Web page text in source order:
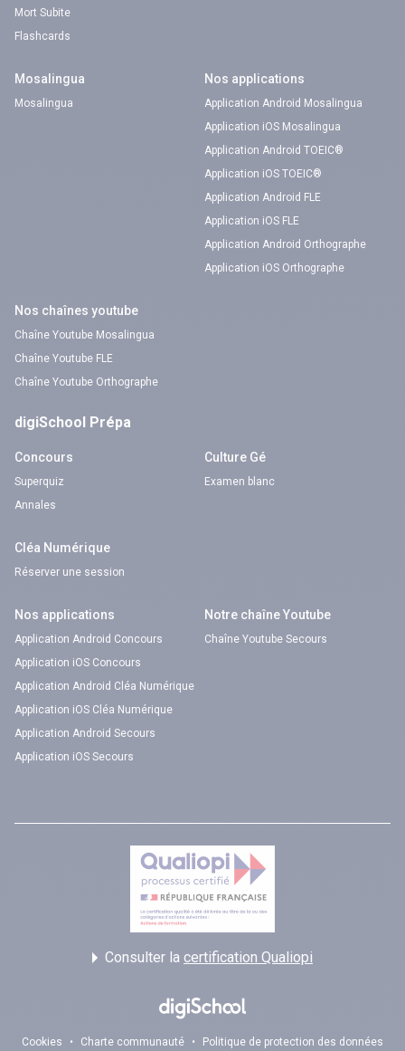
Mort Subite
Flashcards
Mosalingua
Mosalingua
Nos applications
Application Android Mosalingua
Application iOS Mosalingua
Application Android TOEIC®
Application iOS TOEIC®
Application Android FLE
Application iOS FLE
Application Android Orthographe
Application iOS Orthographe
Nos chaînes youtube
Chaîne Youtube Mosalingua
Chaîne Youtube FLE
Chaîne Youtube Orthographe
digiSchool Prépa
Concours
Superquiz
Annales
Culture Gé
Examen blanc
Cléa Numérique
Réserver une session
Nos applications
Application Android Concours
Application iOS Concours
Application Android Cléa Numérique
Application iOS Cléa Numérique
Application Android Secours
Application iOS Secours
Notre chaîne Youtube
Chaîne Youtube Secours
Consulter la certification Qualiopi
Cookies • Charte communauté • Politique de protection des données